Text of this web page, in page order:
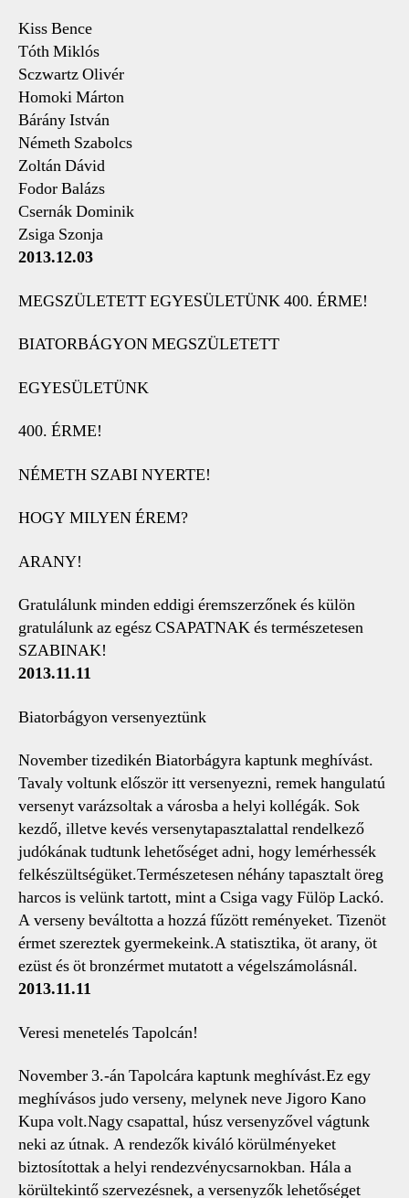
Kiss Bence
Tóth Miklós
Sczwartz Olivér
Homoki Márton
Bárány István
Németh Szabolcs
Zoltán Dávid
Fodor Balázs
Csernák Dominik
Zsiga Szonja
2013.12.03
MEGSZÜLETETT EGYESÜLETÜNK 400. ÉRME!
BIATORBÁGYON MEGSZÜLETETT
EGYESÜLETÜNK
400. ÉRME!
NÉMETH SZABI NYERTE!
HOGY MILYEN ÉREM?
ARANY!
Gratulálunk minden eddigi éremszerzőnek és külön
gratulálunk az egész CSAPATNAK és természetesen
SZABINAK!
2013.11.11
Biatorbágyon versenyeztünk
November tizedikén Biatorbágyra kaptunk meghívást.
Tavaly voltunk először itt versenyezni, remek hangulatú
versenyt varázsoltak a városba a helyi kollégák. Sok
kezdő, illetve kevés versenytapasztalattal rendelkező
judókának tudtunk lehetőséget adni, hogy lemérhessék
felkészültségüket.Természetesen néhány tapasztalt öreg
harcos is velünk tartott, mint a Csiga vagy Fülöp Lackó.
A verseny beváltotta a hozzá fűzött reményeket. Tizenöt
érmet szereztek gyermekeink.A statisztika, öt arany, öt
ezüst és öt bronzérmet mutatott a végelszámolásnál.
2013.11.11
Veresi menetelés Tapolcán!
November 3.-án Tapolcára kaptunk meghívást.Ez egy
meghívásos judo verseny, melynek neve Jigoro Kano
Kupa volt.Nagy csapattal, húsz versenyzővel vágtunk
neki az útnak. A rendezők kiváló körülményeket
biztosítottak a helyi rendezvénycsarnokban. Hála a
körültekintő szervezésnek, a versenyzők lehetőséget